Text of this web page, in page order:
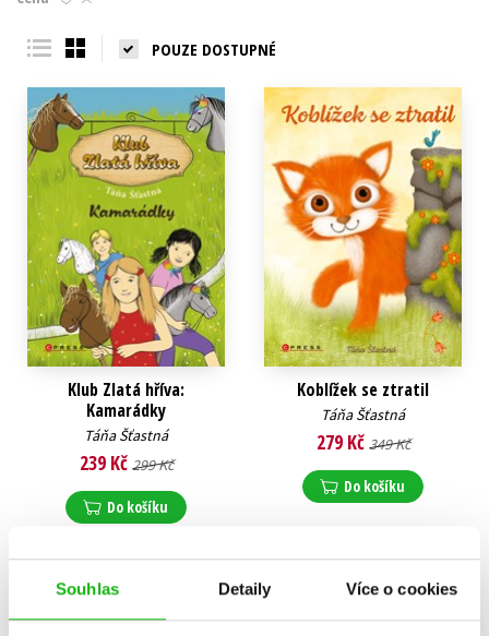
Souhlas Detaily Více o cookies
Young adult (SK)
POUZE DOSTUPNÉ
Klub Zlatá hříva:
Kamarádky
Táňa Šťastná
239 Kč 299 Kč
Do košíku
Koblížek se ztratil
Táňa Šťastná
279 Kč 349 Kč
Do košíku
Zobrazuji 1 až 2 z celkem 2 záznamů